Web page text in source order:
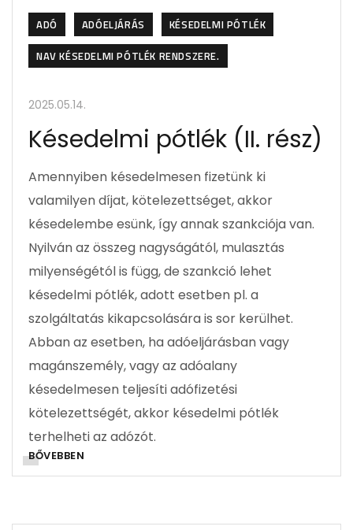
ADÓ ADÓELJÁRÁS
KÉSEDELMI PÓTLÉK
NAV KÉSEDELMI PÓTLÉK RENDSZERE.
2025.05.14.
Késedelmi pótlék (II. rész)
Amennyiben késedelmesen fizetünk ki
valamilyen díjat, kötelezettséget, akkor
késedelembe esünk, így annak szankciója van.
Nyilván az összeg nagyságától, mulasztás
milyenségétól is függ, de szankció lehet
késedelmi pótlék, adott esetben pl. a
szolgáltatás kikapcsolására is sor kerülhet.
Abban az esetben, ha adóeljárásban vagy
magánszemély, vagy az adóalany
késedelmesen teljesíti adófizetési
kötelezettségét, akkor késedelmi pótlék
terhelheti az adózót.
BŐVEBBEN